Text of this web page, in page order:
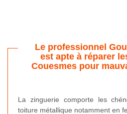
Le professionnel
est apte à réparer
Couesmes pour
La zinguerie comporte les
toiture métallique notamment en